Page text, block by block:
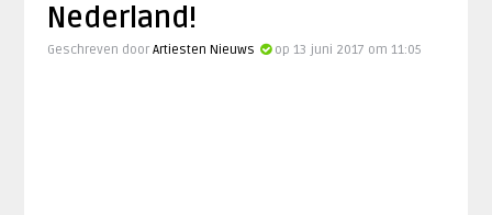
Nederland!
Geschreven door Artiesten Nieuws op 13 juni 2017 om 11:05